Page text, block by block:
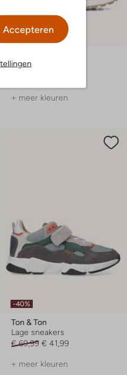
Accepteren
-40%
Lage sneakers
+ meer kleuren
-40%
Ton & Ton
Lage sneakers
€ 69,99 € 41,99
+ meer kleuren